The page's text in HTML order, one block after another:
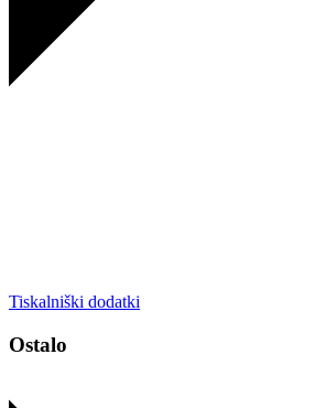
Tiskalniški dodatki
Ostalo